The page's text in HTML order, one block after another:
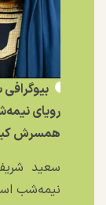
رویای
همسرش
سعید
نیمه‌شب